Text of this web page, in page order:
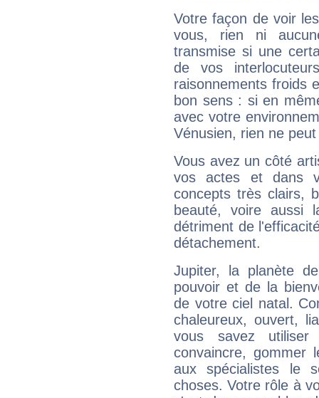
Votre façon de voir
vous, rien ni
transmise si une
de vos
raisonnements froids
bon sens : si en
avec votre
Vénusien, rien ne
Vous avez un côté
vos actes et dans
concepts très clairs,
beauté, voire aussi
détriment de
détachement.
Jupiter, la planète
pouvoir et de la
de votre ciel natal.
chaleureux, ouvert,
vous savez
convaincre, gommer
aux spécialistes le
choses. Votre rôle à